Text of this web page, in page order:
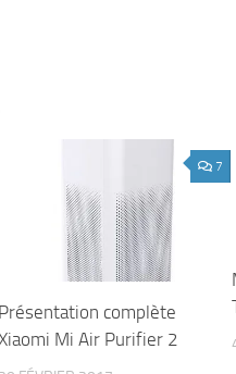
7
Présentation complète
Mi Air Purifier 2